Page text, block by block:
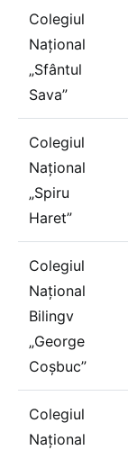
Colegiul
Național
„Sfântul
Sava”
Colegiul
Național
„Spiru
Haret”
Colegiul
Național
Bilingv
„George
Coșbuc”
Colegiul
Național